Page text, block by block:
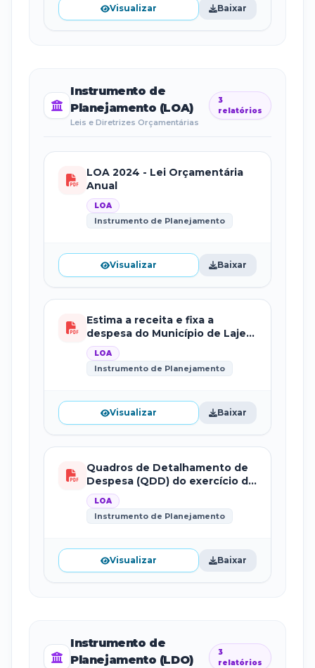
Visualizar Baixar
Instrumento de
Planejamento (LOA)
Leis e Diretrizes Orçamentárias
3
relatórios
LOA 2024 - Lei Orçamentária
Anual
LOA
Instrumento de Planejamento
Visualizar Baixar
Estima a receita e fixa a
despesa do Município de Lajes
Pintadas para o exercício
financeiro de 2024.
LOA
Instrumento de Planejamento
Visualizar Baixar
Quadros de Detalhamento de
Despesa (QDD) do exercício de
2024.
LOA
Instrumento de Planejamento
Visualizar Baixar
Instrumento de
Planejamento (LDO)
3
relatórios